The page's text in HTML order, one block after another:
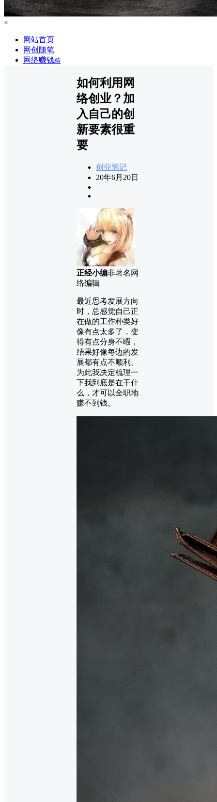
×
网站首页
网创随笔
网络赚钱精
如何利用网
络创业？加
入自己的创
新要素很重
要
创业笔记
20年6月20日
正经小编非著名网
络编辑
最近思考发展方向
时，总感觉自己正
在做的工作种类好
像有点太多了，变
得有点分身不暇，
结果好像每边的发
展都有点不顺利。
为此我决定梳理一
下我到底是在干什
么，才可以全职地
赚不到钱。